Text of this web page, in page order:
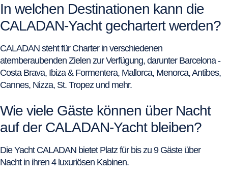
In welchen Destinationen kann die
CALADAN-Yacht gechartert werden?
CALADAN steht für Charter in verschiedenen
atemberaubenden Zielen zur Verfügung, darunter Barcelona -
Costa Brava, Ibiza & Formentera, Mallorca, Menorca, Antibes,
Cannes, Nizza, St. Tropez und mehr.
Wie viele Gäste können über Nacht
auf der CALADAN-Yacht bleiben?
Die Yacht CALADAN bietet Platz für bis zu 9 Gäste über
Nacht in ihren 4 luxuriösen Kabinen.